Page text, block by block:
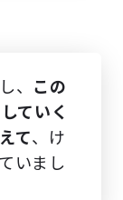
、 この
ていく
て、け
いまし